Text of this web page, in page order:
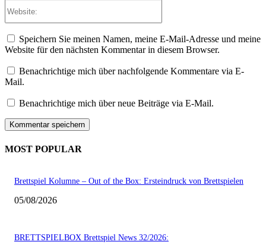
Speichern Sie meinen Namen, meine E-Mail-Adresse und meine
Website für den nächsten Kommentar in diesem Browser.
Benachrichtige mich über nachfolgende Kommentare via E-
Mail.
Benachrichtige mich über neue Beiträge via E-Mail.
MOST POPULAR
Brettspiel Kolumne – Out of the Box: Ersteindruck von Brettspielen
05/08/2026
BRETTSPIELBOX Brettspiel News 32/2026: